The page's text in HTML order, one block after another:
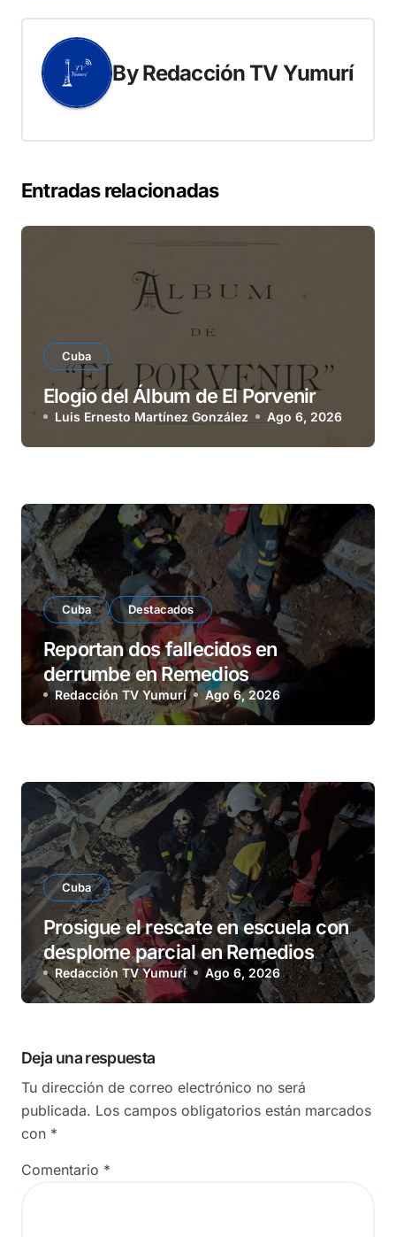
ByRedacción TV Yumurí
Entradas relacionadas
Cuba
Elogio del Álbum de El Porvenir
Luis Ernesto Martínez González Ago 6, 2026
Cuba Destacados
Reportan dos fallecidos en
derrumbe en Remedios
Redacción TV Yumurí Ago 6, 2026
Cuba
Prosigue el rescate en escuela con
desplome parcial en Remedios
Redacción TV Yumurí Ago 6, 2026
Deja una respuesta
Tu dirección de correo electrónico no será
publicada. Los campos obligatorios están marcados
con *
Comentario *